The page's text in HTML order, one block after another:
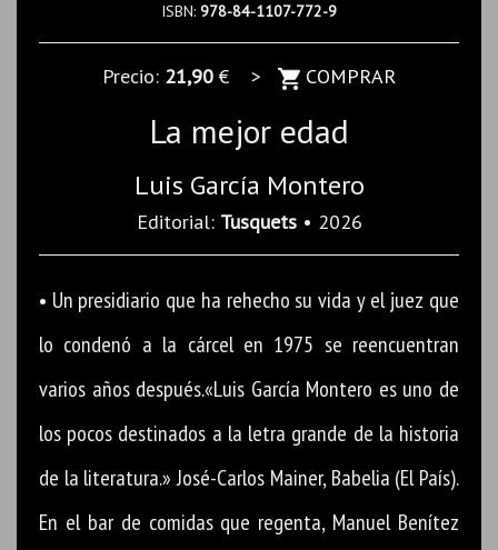
ISBN: 978-84-1107-772-9
Precio: 21,90€ > COMPRAR
La mejor edad
Luis García Montero
Editorial: Tusquets• 2026
• Un presidiario que ha rehecho su vida y el juez que
lo condenó a la cárcel en 1975 se reencuentran
varios años después.«Luis García Montero es uno de
los pocos destinados a la letra grande de la historia
de la literatura.» José-Carlos Mainer, Babelia (El País).
En el bar de comidas que regenta, Manuel Benítez